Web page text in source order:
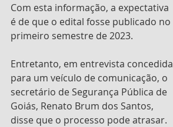
Com esta informação, a expectativa
é de que o edital fosse publicado no
primeiro semestre de 2023.
Entretanto, em entrevista concedida
para um veículo de comunicação, o
secretário de Segurança Pública de
Goiás, Renato Brum dos Santos,
disse que o processo pode atrasar.